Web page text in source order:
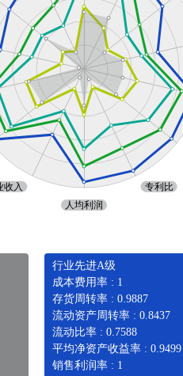
行业先进A级
成本费用率 : 1
存货周转率 : 0.9887
流动资产周转率 : 0.8437
流动比率 : 0.7588
平均净资产收益率 : 0.9499
销售利润率 : 1